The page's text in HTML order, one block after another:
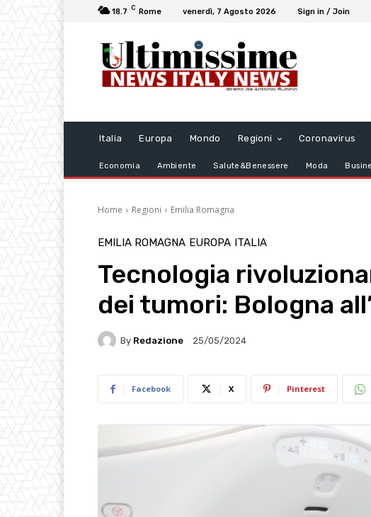
18.7 C Rome venerdì, 7 Agosto 2026 Sign in / Join
Italia Europa Mondo Regioni Coronavirus
Economia Ambiente Salute&Benessere Moda
Home Regioni Emilia Romagna
EMILIA ROMAGNA EUROPA ITALIA
Tecnologia
dei tumori: Bologna
By Redazione 25/05/2024
Facebook X Pinterest